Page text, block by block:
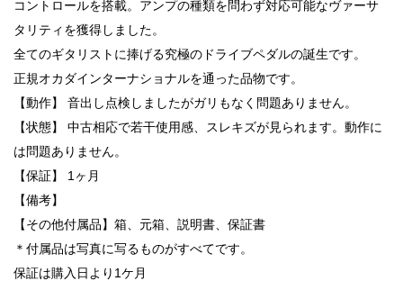
コントロールを搭載。アンプの種類を問わず対応可能なヴァーサ
タリティを獲得しました。
全てのギタリストに捧げる究極のドライブペダルの誕生です。
正規オカダインターナショナルを通った品物です。
【動作】 音出し点検しましたがガリもなく問題ありません。
【状態】 中古相応で若干使用感、スレキズが見られます。動作に
は問題ありません。
【保証】 1ヶ月
【備考】
【その他付属品】箱、元箱、説明書、保証書
＊付属品は写真に写るものがすべてです。
保証は購入日より1ケ月